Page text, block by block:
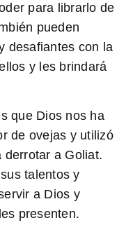
para librarlo de
pueden
desafiantes con la
y les brindará
que Dios nos ha
de ovejas y utilizó
derrotar a Goliat.
talentos y
a Dios y
presenten.